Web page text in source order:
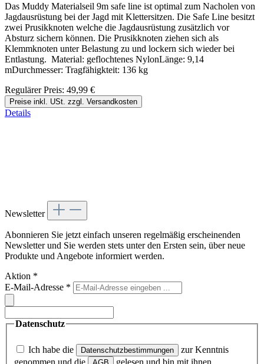
Das Muddy Materialseil 9m safe line ist optimal zum Nacholen von
Jagdausrüstung bei der Jagd mit Klettersitzen. Die Safe Line besitzt
zwei Prusikknoten welche die Jagdausrüstung zusätzlich vor
Absturz sichern können. Die Prusikknoten ziehen sich als
Klemmknoten unter Belastung zu und lockern sich wieder bei
Entlastung. Material: geflochtenes NylonLänge: 9,14
mDurchmesser: Tragfähigkteit: 136 kg
Regulärer Preis: 49,99 €
Preise inkl. USt. zzgl. Versandkosten
Details
Newsletter
Abonnieren Sie jetzt einfach unseren regelmäßig erscheinenden
Newsletter und Sie werden stets unter den Ersten sein, über neue
Produkte und Angebote informiert werden.
Aktion *
E-Mail-Adresse *
Datenschutz
Ich habe die Datenschutzbestimmungen
zur Kenntnis
genommen und die
gelesen und bin mit ihnen